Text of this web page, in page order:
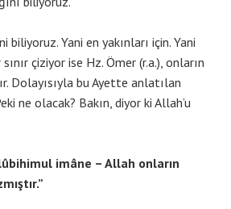
biliyoruz. Yani en yakınları için. Yani
çiziyor ise Hz. Ömer (r.a.), onların
Dolayısıyla bu Ayette anlatılan
ne olacak? Bakın, diyor ki Allah’u
imâne – Allah onların